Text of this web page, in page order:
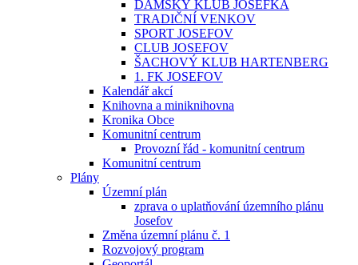
DÁMSKÝ KLUB JOSEFKA
TRADIČNÍ VENKOV
SPORT JOSEFOV
CLUB JOSEFOV
ŠACHOVÝ KLUB HARTENBERG
1. FK JOSEFOV
Kalendář akcí
Knihovna a miniknihovna
Kronika Obce
Komunitní centrum
Provozní řád - komunitní centrum
Komunitní centrum
Plány
Územní plán
zprava o uplatňování územního plánu
Josefov
Změna územní plánu č. 1
Rozvojový program